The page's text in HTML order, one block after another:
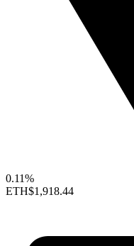
0.11%
ETH$1,918.44